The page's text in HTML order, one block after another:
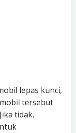
lepas kunci,
tersebut
tidak,